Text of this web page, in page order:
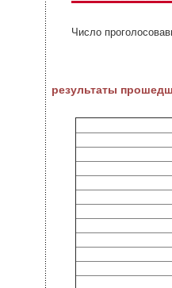
Число
результаты